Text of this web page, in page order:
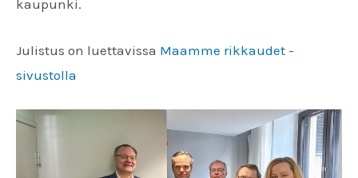
kaupunki.
Julistus on luettavissa Maamme rikkaudet -
sivustolla